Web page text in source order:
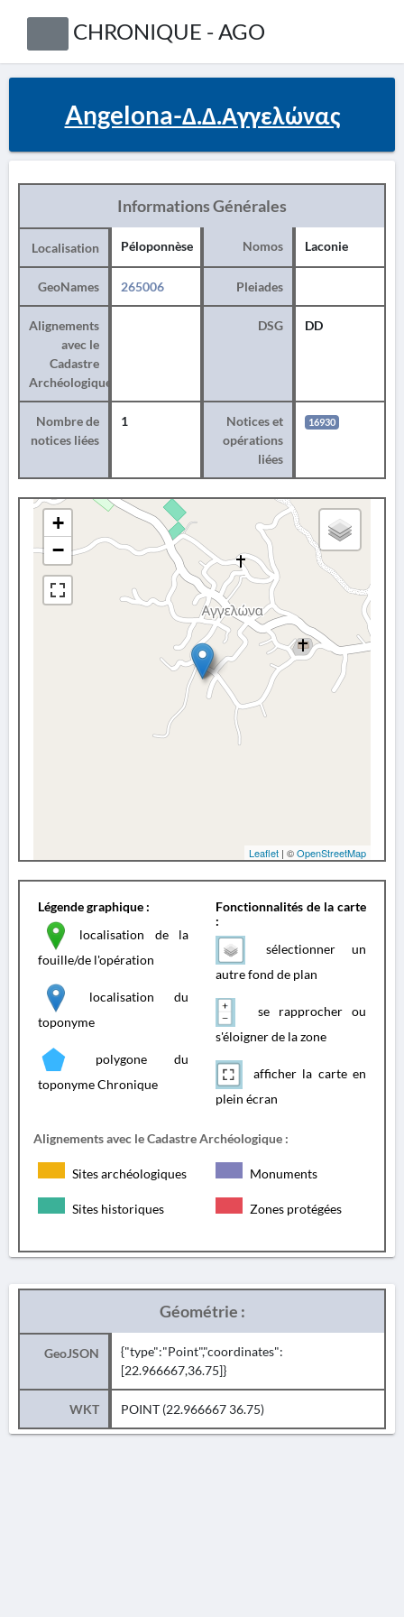
CHRONIQUE - AGO
Angelona-Δ.Δ.Αγγελώνας
Informations Générales
Localisation Péloponnèse Nomos Laconie
GeoNames 265006 Pleiades
Alignements
avec le
Cadastre
Archéologique
DSG DD
Nombre de
notices liées
1
Notices et
opérations
liées
16930
+
−
Leaflet | ©OpenStreetMap
Légende graphique :
localisation de la
fouille/de l'opération
localisation du
toponyme
polygone du
toponyme Chronique
Fonctionnalités de la carte
:
sélectionner un
autre fond de plan
se rapprocher ou
s'éloigner de la zone
afficher la carte en
plein écran
Alignements avec le Cadastre Archéologique :
Sites archéologiques Monuments
Sites historiques Zones protégées
Géométrie :
GeoJSON
{"type":"Point","coordinates":
[22.966667,36.75]}
WKT POINT (22.966667 36.75)